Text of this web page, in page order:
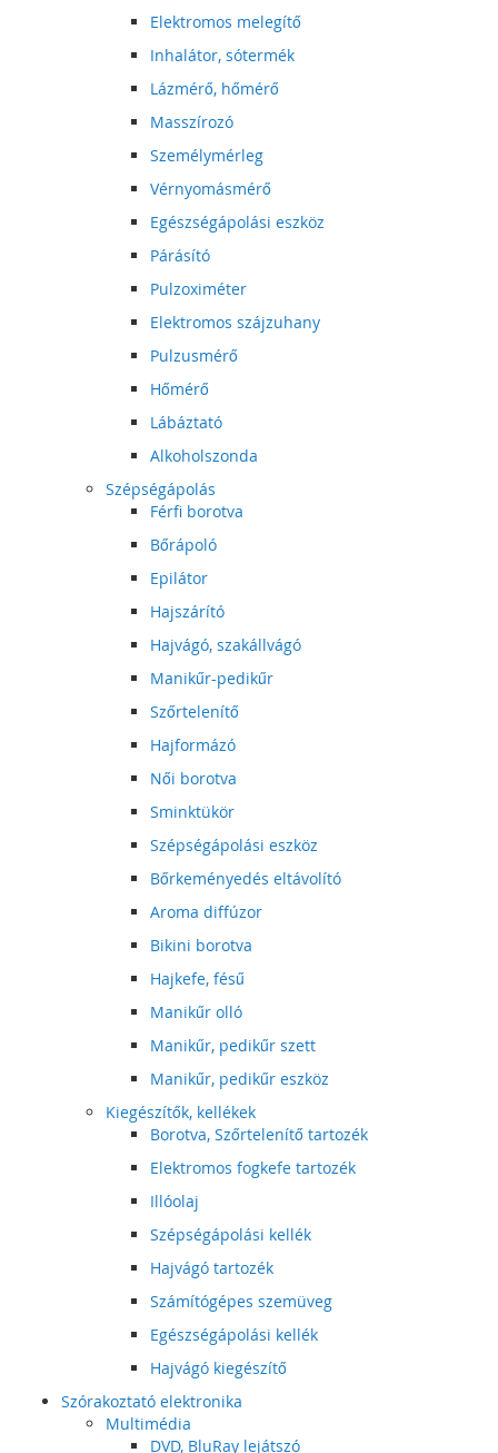
Elektromos melegítő
Inhalátor, sótermék
Lázmérő, hőmérő
Masszírozó
Személymérleg
Vérnyomásmérő
Egészségápolási eszköz
Párásító
Pulzoximéter
Elektromos szájzuhany
Pulzusmérő
Hőmérő
Lábáztató
Alkoholszonda
Szépségápolás
Férfi borotva
Bőrápoló
Epilátor
Hajszárító
Hajvágó, szakállvágó
Manikűr-pedikűr
Szőrtelenítő
Hajformázó
Női borotva
Sminktükör
Szépségápolási eszköz
Bőrkeményedés eltávolító
Aroma diffúzor
Bikini borotva
Hajkefe, fésű
Manikűr olló
Manikűr, pedikűr szett
Manikűr, pedikűr eszköz
Kiegészítők, kellékek
Borotva, Szőrtelenítő tartozék
Elektromos fogkefe tartozék
Illóolaj
Szépségápolási kellék
Hajvágó tartozék
Számítógépes szemüveg
Egészségápolási kellék
Hajvágó kiegészítő
Szórakoztató elektronika
Multimédia
DVD, BluRay lejátszó